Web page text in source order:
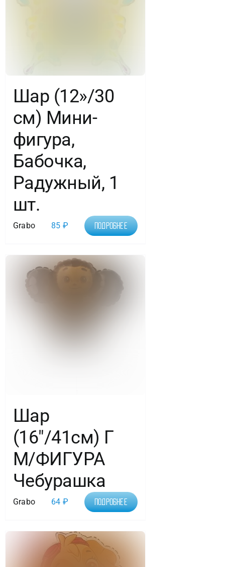
Шар (12»/30
см) Мини-
фигура,
Бабочка,
Радужный, 1
шт.
Grabo 85 ₽ Подробнее
Шар
(16″/41см) Г
М/ФИГУРА
Чебурашка
Grabo 64 ₽ Подробнее